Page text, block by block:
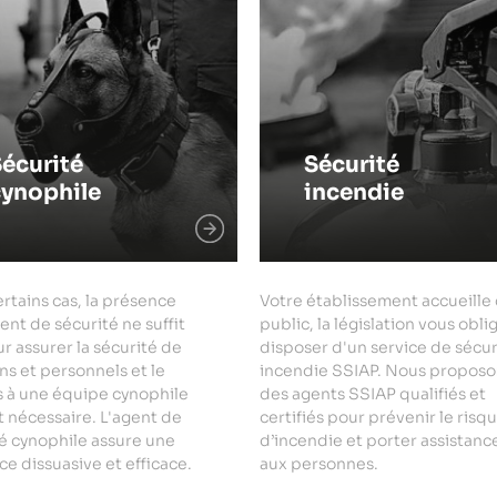
cas, la présence
de sécurité ne suffit
assurer la sécurité de
et personnels et le
à une équipe cynophile
nécessaire. L'agent de
cynophile assure une
dissuasive et efficace.
Sécurité
incendie
Votre établissement accueille
public, la législation vous
disposer d'un service de
incendie SSIAP. Nous
des agents SSIAP qualifiés et
certifiés pour prévenir le
d’incendie et porter
aux personnes.